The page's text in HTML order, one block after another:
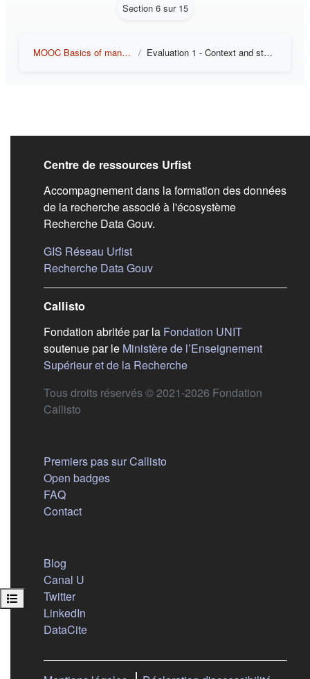
Open course index
Section 6 sur 15
MOOC Basics of managing and sharing research data Evaluation 1 - Context and stakes of Research Data Management (RDM)
Liens de bas de
Centre de ressources Urfist
Accompagnement dans la formation des données
de la recherche associé à l'écosystème
Recherche Data Gouv.
GIS Réseau Urfist(s'ouvre dans un nouvel onglet)
Recherche Data Gouv(s'ouvre dans un nouvel onglet)
Callisto
Fondation abritée par la Fondation UNIT(s'ouvre
soutenue par le Ministère de l’Enseignement
Supérieur et de la Recherche(s'ouvre dans un nouvel
Tous droits réservés © 2021-2026 Fondation
Callisto
Premiers pas sur Callisto
Open badges
FAQ
Contact
Blog
Canal U
Twitter(s'ouvre dans un nouvel onglet)
LinkedIn
DataCite(s'ouvre dans un nouvel onglet)